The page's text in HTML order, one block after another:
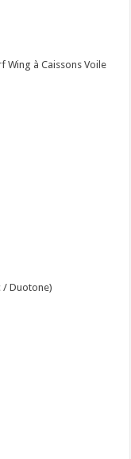
Wing à Caissons Voile
/ Duotone)